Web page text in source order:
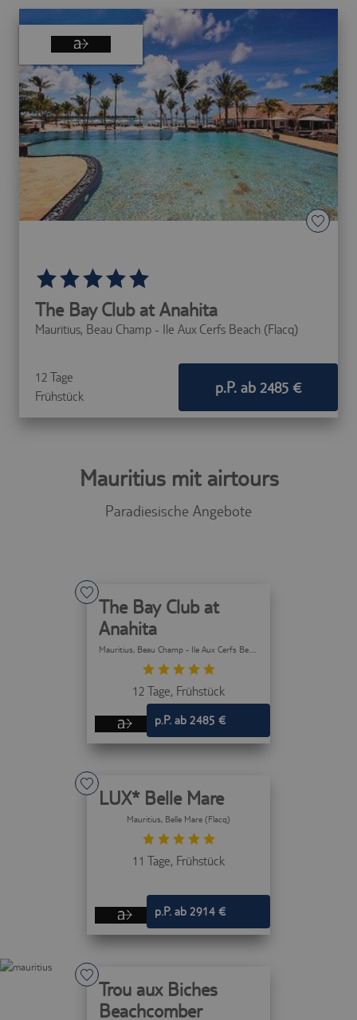
The Bay Club at Anahita
Mauritius, Beau Champ - Ile Aux Cerfs Beach (Flacq)
12 Tage
Frühstück
p.P. ab 2485 €
Mauritius mit airtours
Paradiesische Angebote
The Bay Club at
Anahita
Mauritius, Beau Champ - Ile Aux Cerfs Beach (Flacq)
12 Tage, Frühstück
p.P. ab 2485 €
LUX* Belle Mare
Mauritius, Belle Mare (Flacq)
11 Tage, Frühstück
p.P. ab 2914 €
Trou aux Biches
Beachcomber